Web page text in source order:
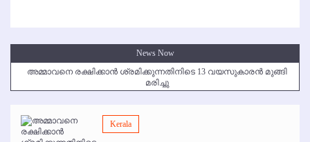
News Now
അമ്മാവനെ രക്ഷിക്കാന്‍ ശ്രമിക്കുന്നതിനിടെ 13 വയസുകാരന്‍ മുങ്ങി
മരിച്ചു
മമ്പുറം ആണ്ടു നേര്‍ച്ച ജൂണ്‍ 17 മുതല്‍
ഇനി രമേശ് പിഷാരടി സ്റ്റേജ് ഷോകള്‍ക്ക് ഇല്ല
Kerala